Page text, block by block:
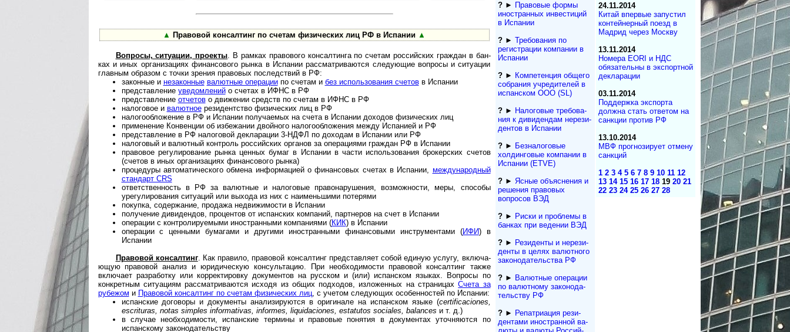
▲ Правовой консалтинг по счетам физических лиц РФ в Испании ▲
Вопросы, ситуации, проекты . В рамках правового консалтинга по счетам российских граждан в бан­
ках и иных организациях финансового рынка в Испании рассматриваются следующие вопросы и ситуации
главным образом с точки зрения правовых последствий в РФ:
законные и незаконные валютные операциипо счетам и без использования счетовв Испании
представление уведомленийо счетах в ИФНС в РФ
представление отчетово движении средств по счетам в ИФНС в РФ
налоговое и валютноерезидентство физических лиц в РФ
налогообложение в РФ и Испании получаемых на счета в Испании доходов физических лиц
применение Конвенции об избежании двойного налогообложения между Испанией и РФ
представление в РФ налоговой декларации 3-НДФЛ по доходам в Испании или РФ
налоговый и валютный контроль российских органов за операциями граждан РФ в Испании
правовое регулирование рынка ценных бумаг в Испании в части использования брокерских счетов
(счетов в иных организациях финансового рынка)
процедуры автоматического обмена информацией о финансовых счетах в Испании, международный
стандарт CRS
ответственность в РФ за валютные и налоговые правонарушения, возможности, меры, способы
урегулирования ситуаций или выхода из них с наименьшими потерями
покупка, содержание, продажа недвижимости в Испании
получение дивидендов, процентов от испанских компаний, партнеров на счет в Испании
операции с контролируемыми иностранными компаниями (КИК) в Испании
операции с ценными бумагами и другими иностранными финансовыми инструментами (ИФИ) в
Испании
Правовой консалтинг. Как правило, правовой консалтинг представляет собой единую услугу, вклю­ча­
ю­щую правовой анализ и юридическую консультацию. При необходимости правовой консалтинг также
включает разработку или корректировку документов на русском и (или) испанском языках. Вопросы по
конкретным ситуациям рассматриваются исходя из общих подходов, изложенных на страницахСчета за
рубежом и Правовой консалтинг по счетам физических лиц, с учетом следующих особенностей по Испании:
испанские договоры и документы анализируются в оригинале на испанском языке (certificaciones,
escrituras, notas simples informativas, informes, liquidaciones, estatutos sociales, balances и т. д.)
в случае необходимости, испанские термины и правовые понятия в документах уточняются по
испанскому законодательству
?► Правовые формы
иностранных инвестиций
в Испании
?► Требования по
регистрации компании в
Испании
?► Компетенция обще­го
соб­ра­ния учре­ди­те­лей в
испан­с­ком ООО (SL)
?► Налоговые требо­ва­
ния к диви­ден­дам нере­зи­
ден­тов в Испании
?► Безналоговые
холдинго­вые ком­па­нии в
Испании (ETVE)
?► Ясные объяснения и
решения правовых
вопросов ВЭД
?► Риски и проблемы в
банках при ведении ВЭД
?► Резиденты и не­ре­зи­
ден­ты в целях валютного
за­ко­но­да­тель­ст­ва РФ
?► Валютные операции
по валютному за­ко­но­да­
тель­ст­ву РФ
?► Репатриация ре­зи­
ден­та­ми иностранной ва­
24.11.2014
Китай впервые запустил
контейнерный поезд в
Мадрид через Москву
13.11.2014
Номера EORI и НДС
обязательны в экспортной
декларации
03.11.2014
Поддержка экспорта
должна стать ответом на
санкции против РФ
13.10.2014
МВФ прогнозирует отмену
санкций
1 2 3 4 5 6 7 8 9 10 11 12
13 14 15 16 17 18 19 20 21
22 23 24 25 26 27 28